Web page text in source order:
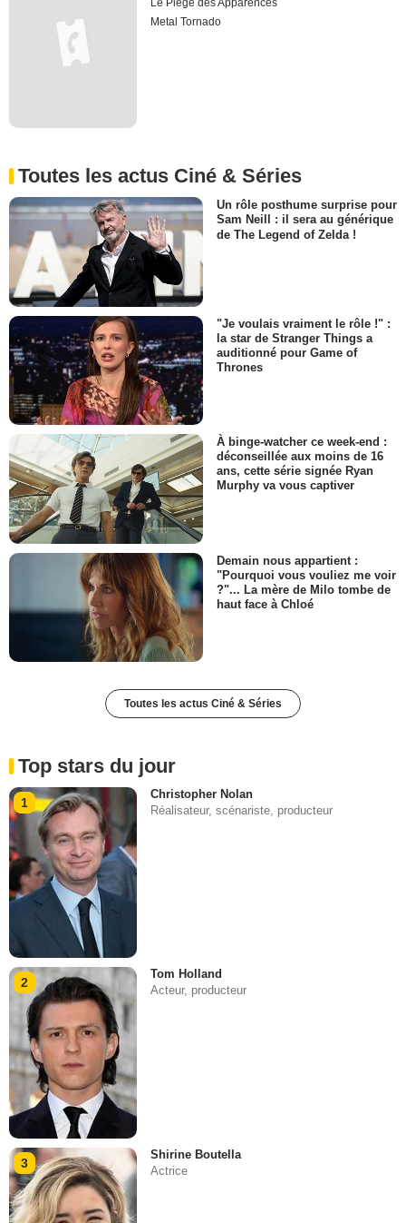
Le Piège des Apparences
Metal Tornado
Toutes les actus Ciné & Séries
Un rôle posthume surprise pour
Sam Neill : il sera au générique
de The Legend of Zelda !
"Je voulais vraiment le rôle !" :
la star de Stranger Things a
auditionné pour Game of
Thrones
À binge-watcher ce week-end :
déconseillée aux moins de 16
ans, cette série signée Ryan
Murphy va vous captiver
Demain nous appartient :
"Pourquoi vous vouliez me voir
?"... La mère de Milo tombe de
haut face à Chloé
Toutes les actus Ciné & Séries
Top stars du jour
1
Christopher Nolan
Réalisateur, scénariste, producteur
2
Tom Holland
Acteur, producteur
3
Shirine Boutella
Actrice